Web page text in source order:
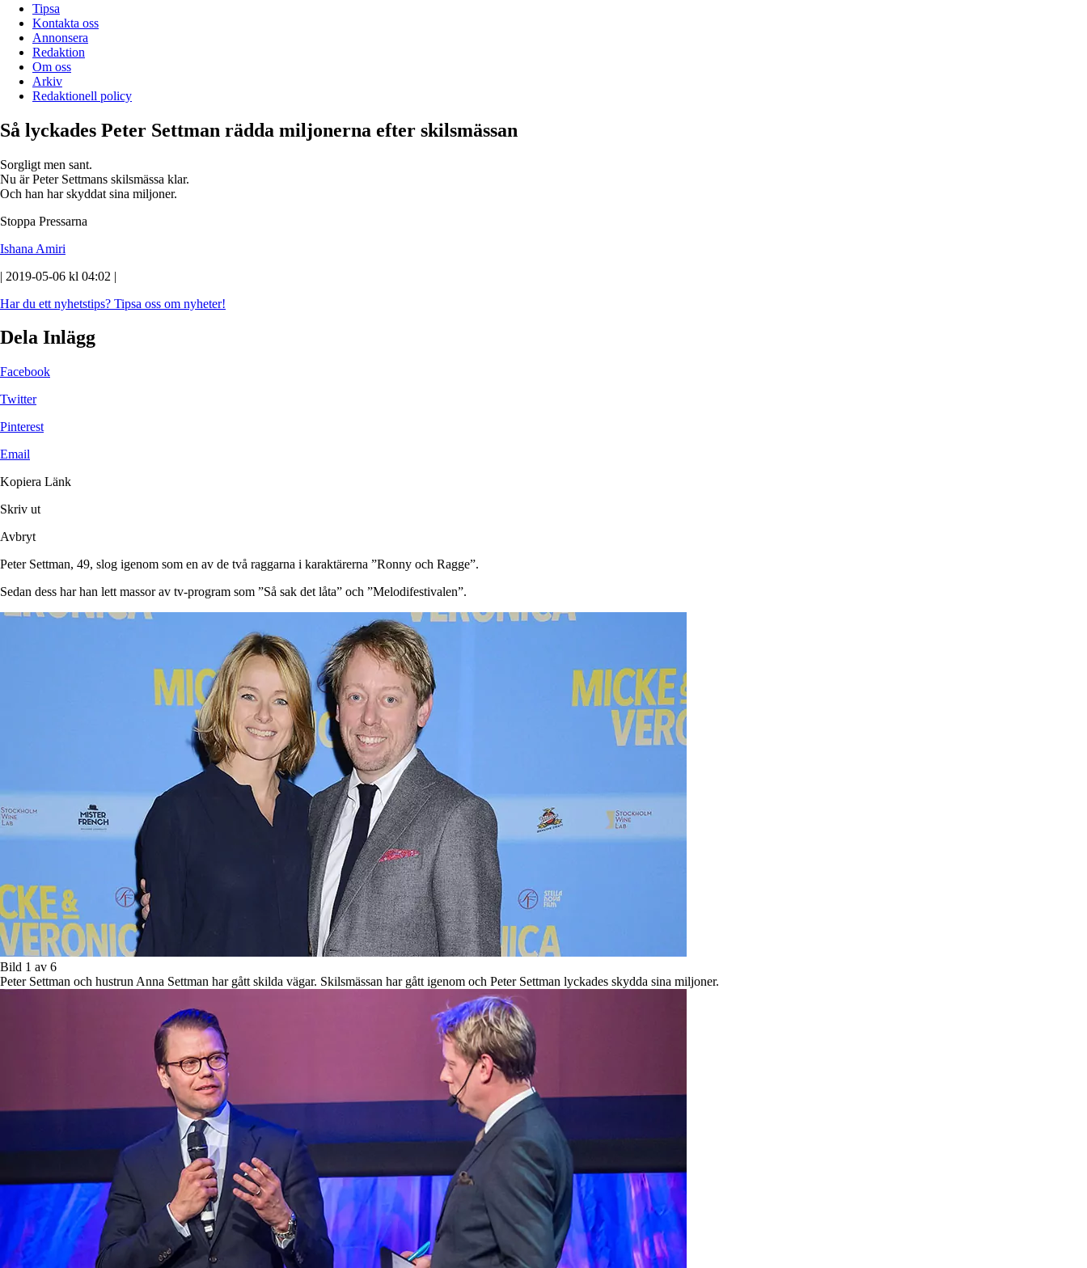
Tipsa
Kontakta oss
Annonsera
Redaktion
Om oss
Arkiv
Redaktionell policy
Så lyckades Peter Settman rädda miljonerna efter skilsmässan
Sorgligt men sant.
Nu är Peter Settmans skilsmässa klar.
Och han har skyddat sina miljoner.
Stoppa Pressarna
Ishana Amiri
| 2019-05-06 kl 04:02 |
Har du ett nyhetstips? Tipsa oss om nyheter!
Dela Inlägg
Facebook
Twitter
Pinterest
Email
Kopiera Länk
Skriv ut
Avbryt
Peter Settman, 49, slog igenom som en av de två raggarna i karaktärerna ”Ronny och Ragge”.
Sedan dess har han lett massor av tv-program som ”Så sak det låta” och ”Melodifestivalen”.
Bild 1 av 6
Peter Settman och hustrun Anna Settman har gått skilda vägar. Skilsmässan har gått igenom och Peter Settman lyckades skydda sina miljoner.